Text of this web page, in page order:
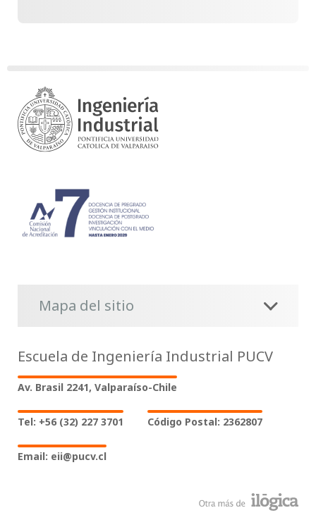
Mapa del sitio
Escuela de Ingeniería Industrial PUCV
Av. Brasil 2241, Valparaíso-Chile
Tel: +56 (32) 227 3701 Código Postal: 2362807
Email: eii@pucv.cl